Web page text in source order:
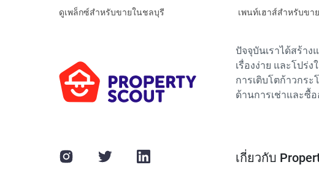
ดูเพล็กซ์สำหรับขายในชลบุรี เพนท์เฮาส์สำหรับขา
ปัจจุบันเราได้สร้า
เรื่องง่าย และโปร่
การเติบโตก้าวกร
ด้านการเช่าและซื้
เกี่ยวกับ